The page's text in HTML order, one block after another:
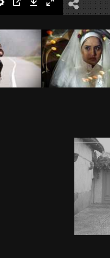
Download
Enter
fullscreen